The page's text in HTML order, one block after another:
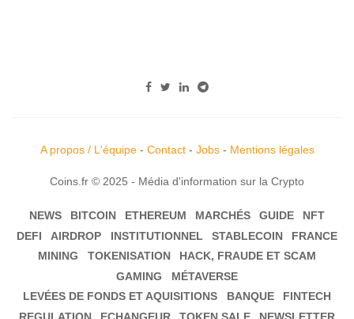
A propos / L'équipe- Contact- Jobs- Mentions légales
Coins.fr © 2025 - Média d'information sur la Crypto
NEWS BITCOIN ETHEREUM MARCHÉS GUIDE
NFT
DEFI
AIRDROP INSTITUTIONNEL STABLECOIN
FRANCE
MINING
TOKENISATION
HACK, FRAUDE ET SCAM
GAMING
MÉTAVERSE
LEVÉES DE FONDS ET AQUISITIONS
BANQUE
FINTECH